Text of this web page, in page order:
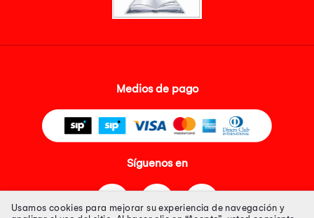
Medios de pago
Síguenos en
Usamos cookies para mejorar su experiencia de navegación y